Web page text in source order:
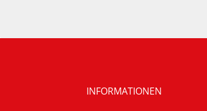
INFORMATIONEN